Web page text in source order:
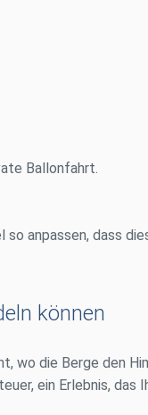
Ballonfahrt.
so anpassen, dass
können
wo die Berge den
ein Erlebnis, das